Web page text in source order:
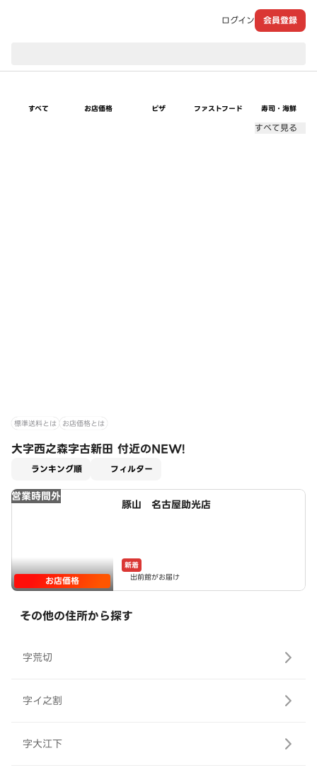
ログイン 会員登録
すべて お店価格 ピザ ファストフード 寿司・海鮮
すべて見る
標準送料とは お店価格とは
大字西之森字古新田 付近のNEW!
ランキング順 フィルター
営業時間外
お店価格
豚山 名古屋助光店
新着
出前館がお届け
その他の住所から探す
字荒切
字イ之割
字大江下